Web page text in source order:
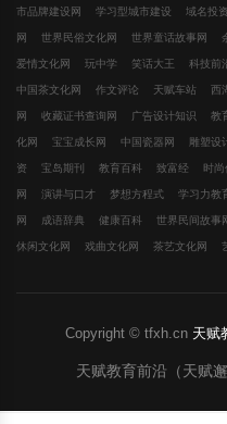
市品牌建设网 学习型城市建设 域名投
网 世界民俗文化网 世界童话故事网
爱情文化网 玩中学 笑话大王 科技前
中国茶文化网 作文评论 天赋车站 西
网 收藏证书查询网 广告设计知识 教
化网 宝宝成长网 中国瓷器网 雕塑设
资 宝岛期刊 教育百科 致富经 时尚
网 演讲与口才 梦想方程式 学习力教
网 成语辞典 健康百科 世界民间故事
休闲文化网 戏曲文化网 茶艺文化网
Copyright © tfxh.cn 天赋
天赋教育前沿（天